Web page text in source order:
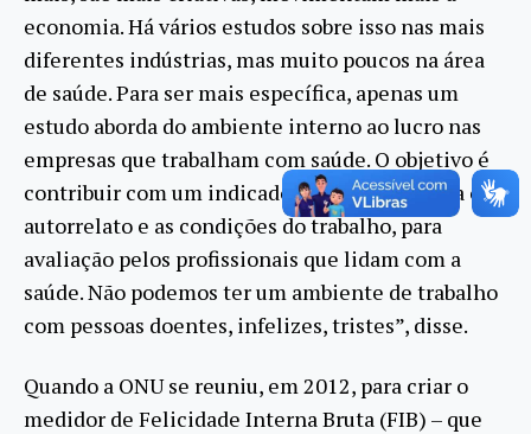
economia. Há vários estudos sobre isso nas mais
diferentes indústrias, mas muito poucos na área
de saúde. Para ser mais específica, apenas um
estudo aborda do ambiente interno ao lucro nas
empresas que trabalham com saúde. O objetivo é
contribuir com um indicador amplo, que traga o
autorrelato e as condições do trabalho, para
avaliação pelos profissionais que lidam com a
saúde. Não podemos ter um ambiente de trabalho
com pessoas doentes, infelizes, tristes”, disse.
Quando a ONU se reuniu, em 2012, para criar o
medidor de Felicidade Interna Bruta (FIB) – que